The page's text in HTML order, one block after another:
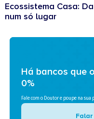
Ecossistema Casa:
num só lugar
Há bancos que
0%
Fale com o Doutor e poupe na sua